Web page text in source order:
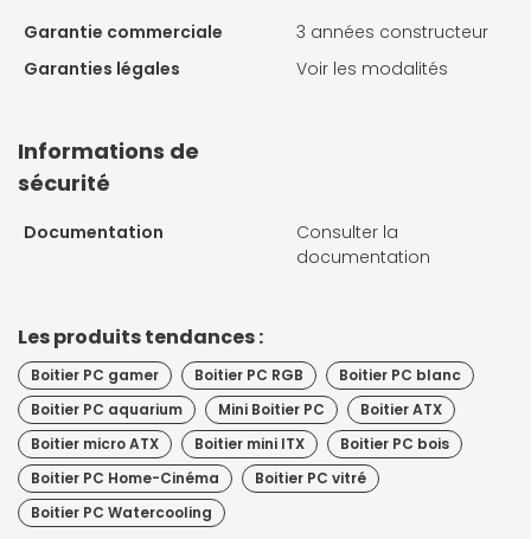
Garantie commerciale
3 années constructeur
Garanties légales
Voir les modalités
Informations de
sécurité
Documentation
Consulter la
documentation
Les produits tendances :
Boitier PC gamer Boitier PC RGB
Boitier PC blanc
Boitier PC aquarium
Mini Boitier PC
Boitier ATX
Boitier micro ATX
Boitier mini ITX
Boitier PC bois
Boitier PC Home-Cinéma
Boitier PC vitré
Boitier PC Watercooling